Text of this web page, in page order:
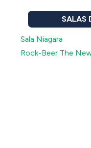
SALAS
Sala Niagara
Rock-Beer The